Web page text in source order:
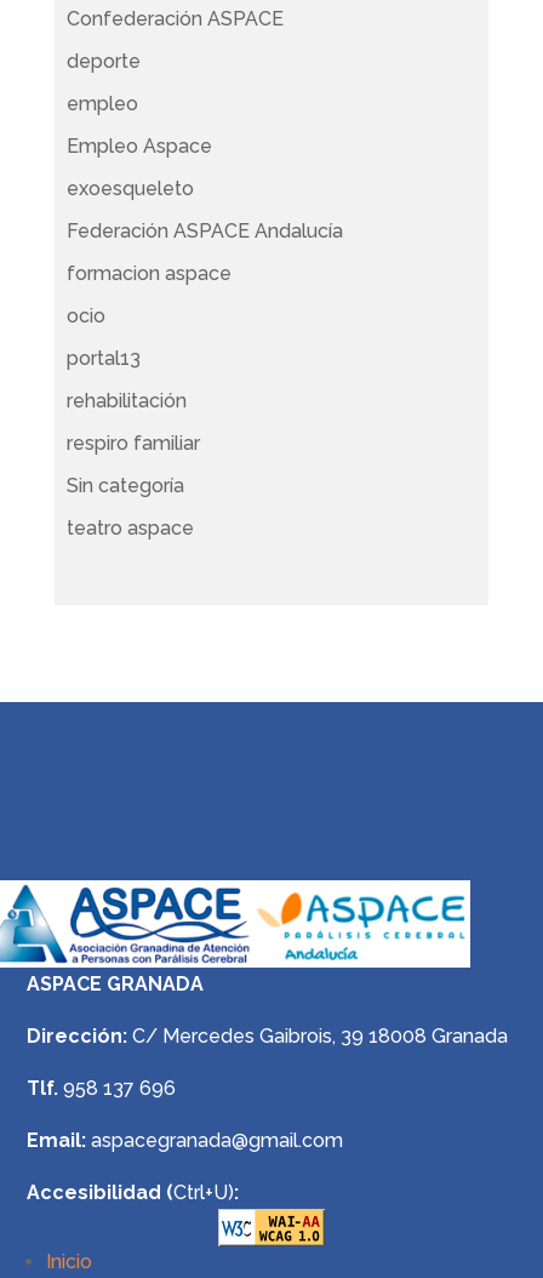
Confederación ASPACE
deporte
empleo
Empleo Aspace
exoesqueleto
Federación ASPACE Andalucía
formacion aspace
ocio
portal13
rehabilitación
respiro familiar
Sin categoría
teatro aspace
ASPACE GRANADA
Dirección: C/ Mercedes Gaibrois, 39 18008 Granada
Tlf. 958 137 696
Email: aspacegranada@gmail.com
Accesibilidad (Ctrl+U):
Inicio